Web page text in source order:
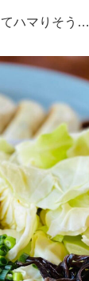
ハマりそう…